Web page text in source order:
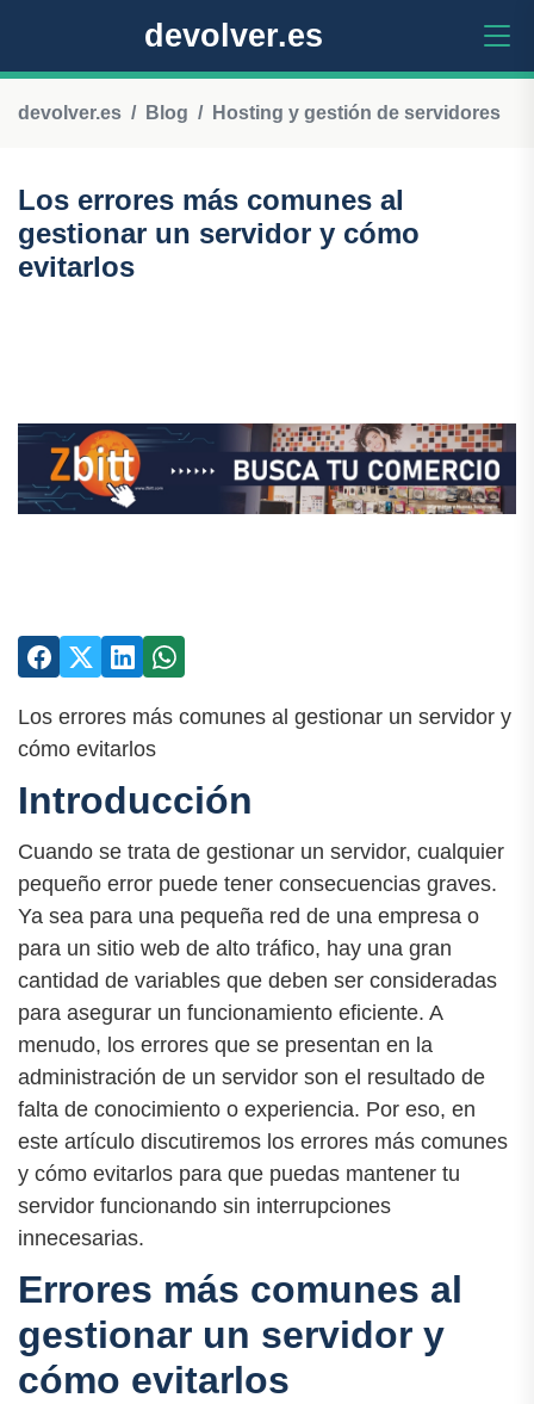
devolver.es
devolver.es Blog Hosting y gestión de servidores
Los errores más comunes al
gestionar un servidor y cómo
evitarlos
Los errores más comunes al gestionar un servidor y
cómo evitarlos
Introducción
Cuando se trata de gestionar un servidor, cualquier
pequeño error puede tener consecuencias graves.
Ya sea para una pequeña red de una empresa o
para un sitio web de alto tráfico, hay una gran
cantidad de variables que deben ser consideradas
para asegurar un funcionamiento eficiente. A
menudo, los errores que se presentan en la
administración de un servidor son el resultado de
falta de conocimiento o experiencia. Por eso, en
este artículo discutiremos los errores más comunes
y cómo evitarlos para que puedas mantener tu
servidor funcionando sin interrupciones
innecesarias.
Errores más comunes al
gestionar un servidor y
cómo evitarlos